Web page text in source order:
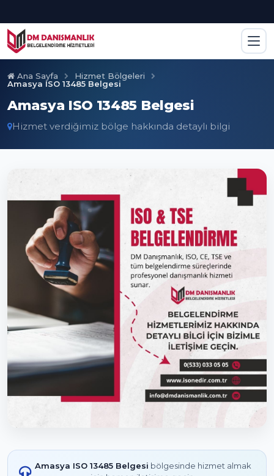
Ana Sayfa
Hizmet Bölgeleri
Amasya ISO 13485 Belgesi
Amasya ISO 13485 Belgesi
Hizmet verdiğimiz bölge hakkında detaylı bilgi
Amasya ISO 13485 Belgesi bölgesinde hizmet almak